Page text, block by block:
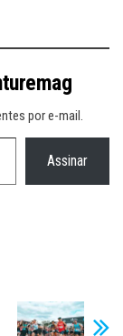
por e-mail.
Assinar